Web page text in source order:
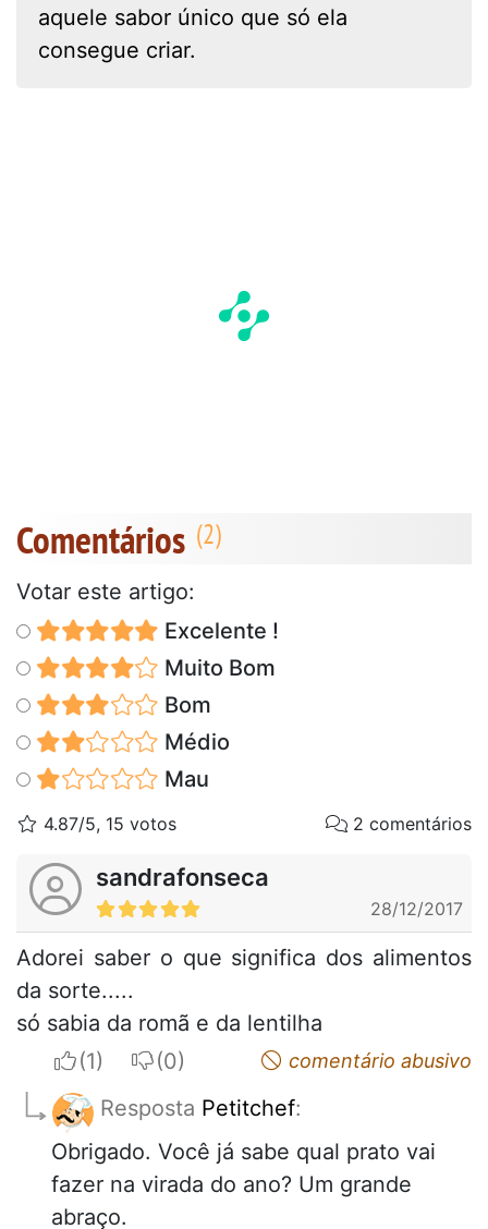
aquele sabor único que só ela
consegue criar.
Comentários
Votar este artigo:
Excelente !
Muito Bom
Bom
Médio
Mau
4.87/5, 15 votos 2 comentários
sandrafonseca
28/12/2017
Adorei saber o que significa dos alimentos
da sorte.....
só sabia da romã e da lentilha
I apreciateI do not appreciatecomentário abusivo
Resposta Petitchef:
Obrigado. Você já sabe qual prato vai
fazer na virada do ano? Um grande
abraço.